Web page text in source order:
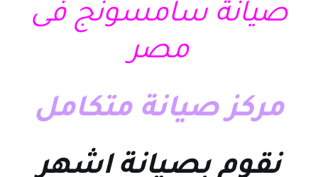
صيانة سامسونج فى
مصر
مركز صيانة متكامل
نقوم بصيانة اشهر